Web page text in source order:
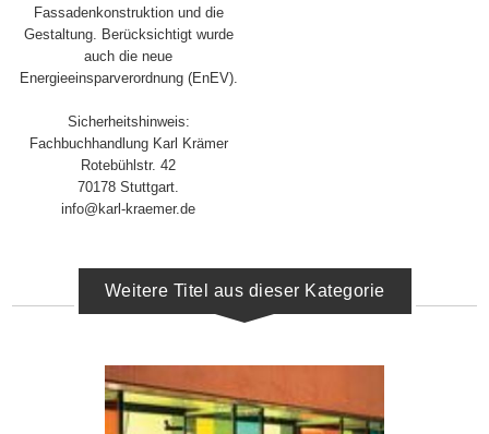
Fassadenkonstruktion und die
Gestaltung. Berücksichtigt wurde
auch die neue
Energieeinsparverordnung (EnEV).
Sicherheitshinweis:
Fachbuchhandlung Karl Krämer
Rotebühlstr. 42
70178 Stuttgart.
info@karl-kraemer.de
Weitere Titel aus dieser Kategorie